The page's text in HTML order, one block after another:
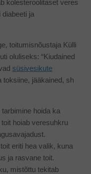
kolesteroolitaset veres
ja
toitumisnõustaja Külli
oluliseks: “Kiudained
süsivesikute
toksiine, jääkained, sh
hoida ka
hoiab veresuhkru
eriti hea valik, kuna
ja rasvane toit.
mistõttu tekitab